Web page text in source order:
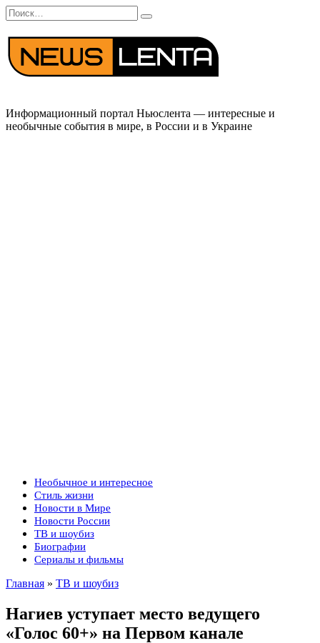
Перейти
к
содержанию
Search
for:
Информационный портал Ньюслента — интересные и
необычные события в мире, в России и в Украине
Необычное и интересное
Стиль жизни
Новости в Мире
Новости России
ТВ и шоубиз
Биографии
Сериалы и фильмы
Главная » ТВ и шоубиз
Нагиев уступает место ведущего
«Голос 60+» на Первом канале